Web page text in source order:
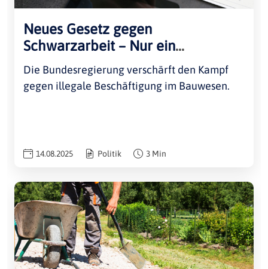
Neues Gesetz gegen
Schwarzarbeit – Nur ein
Papiertiger?
Die Bundesregierung verschärft den Kampf
gegen illegale Beschäftigung im Bauwesen.
14.08.2025 Politik 3 Min